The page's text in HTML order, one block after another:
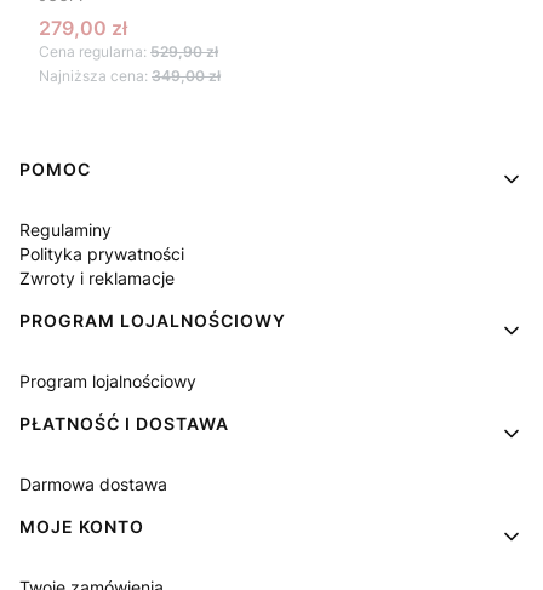
Cena promocyjna
279,00 zł
Cena regularna: 529,90 zł
Najniższa cena: 349,00 zł
Linki w stopce
POMOC
Regulaminy
Polityka prywatności
Zwroty i reklamacje
PROGRAM LOJALNOŚCIOWY
Program lojalnościowy
PŁATNOŚĆ I DOSTAWA
Darmowa dostawa
MOJE KONTO